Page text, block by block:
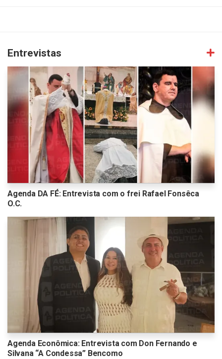
Entrevistas
Agenda DA FÉ: Entrevista com o frei Rafael Fonsêca
O.C.
Agenda Econômica: Entrevista com Don Fernando e
Silvana “A Condessa” Bencomo